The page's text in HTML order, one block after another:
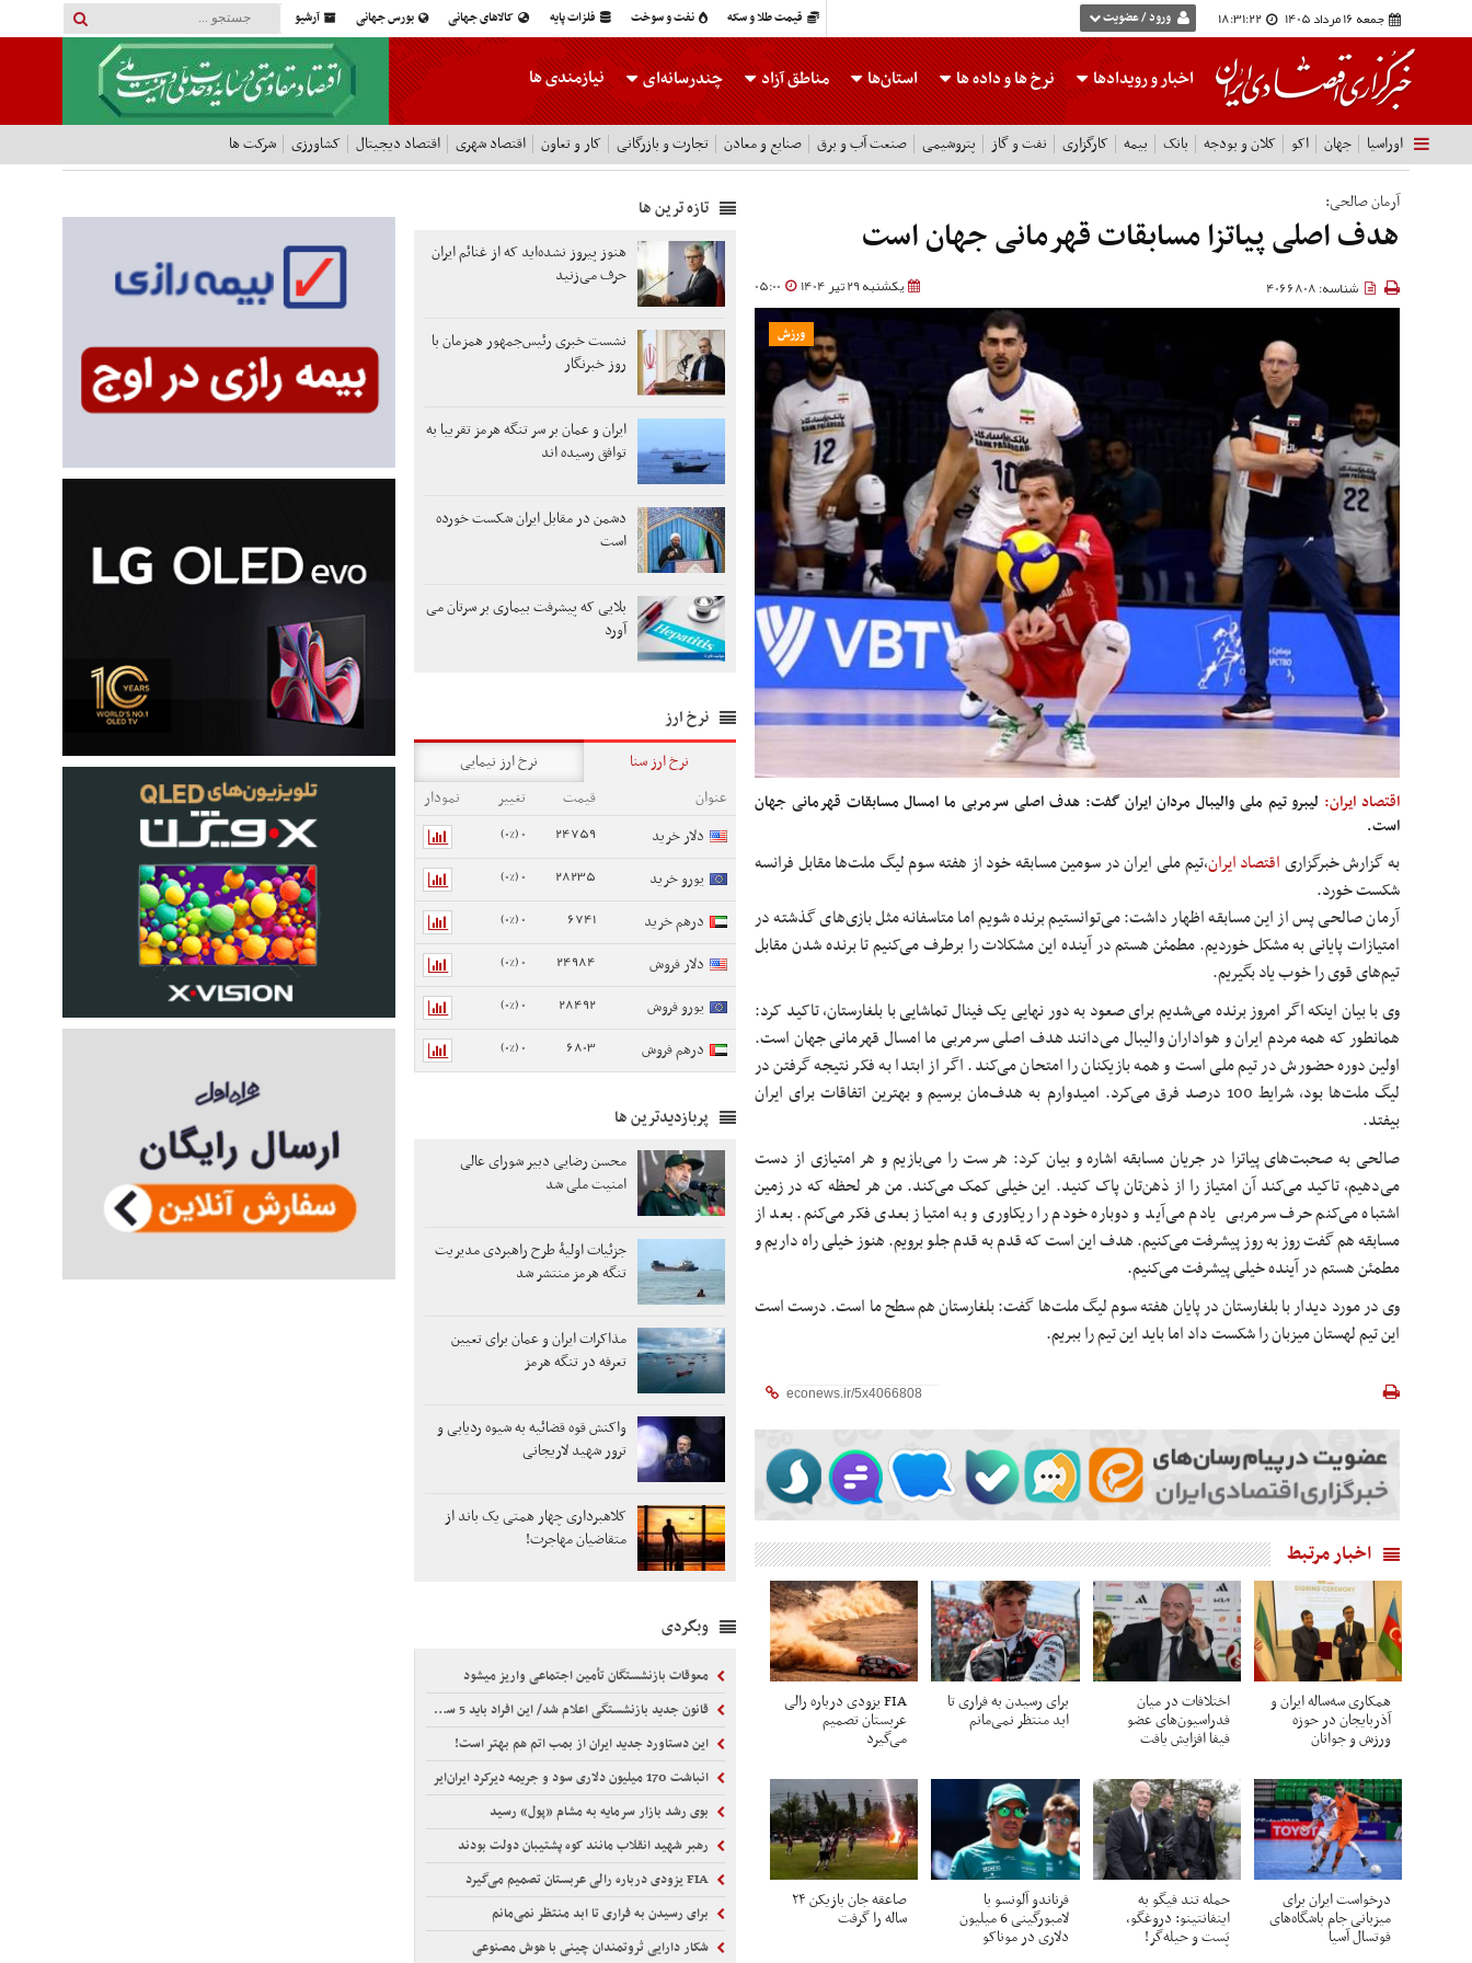
قیمت طلا و سکه نفت و سوخت فلزات پایه کالاهای جهانی بورس جهانی آرشیو جمعه 16 مرداد 1405 18:31:23 ورود / عضویت
اخبار و رویدادها نرخ هاو داده ها استان‌ها مناطق آزاد چندرسانه‌ای نیازمندی ها
اوراسیا جهان اکو کلان و بودجه بانک بیمه کارگزاری نفت و گاز پتروشیمی صنعت آب و برق صنایع و معادن تجارت و بازرگانی کار و تعاون اقتصاد شهری اقتصاد دیجیتال کشاورزی شرکت ها
آرمان صالحی:
هدف اصلی پیاتزا مسابقات قهرمانی جهان است
یکشنبه 29 تیر 1404 05:00 شناسه: 4066808
ورزش
اقتصاد ایران: لیبرو تیم ملی والیبال مردان ایران گفت: هدف اصلی سرمربی ما امسال مسابقات قهرمانی جهان
است.
به گزارش خبرگزاریاقتصاد ایران،تیم ملی ایران در سومین مسابقه خود از هفته سوم لیگ ملت‌ها مقابل فرانسه
شکست خورد.
آرمان صالحی پس از این مسابقه اظهار داشت: می‌توانستیم برنده شویم اما متاسفانه مثل بازی‌های گذشته در
امتیازات پایانی به مشکل خوردیم. مطمئن هستم در آینده این مشکلات را برطرف می‌کنیم تا برنده شدن مقابل
تیم‌های قوی را خوب یاد بگیریم.
وی با بیان اینکه اگر امروز برنده می‌شدیم برای صعود به دور نهایی یک فینال تماشایی با بلغارستان، تاکید کرد:
همانطور که همه مردم ایران و هواداران والیبال می‌دانند هدف اصلی سرمربی ما امسال قهرمانی جهان است.
اولین دوره حضورش در تیم ملی است و همه بازیکنان را امتحان می‌کند. اگر از ابتدا به فکر نتیجه گرفتن در
لیگ ملت‌ها بود، شرایط 100 درصد فرق می‌کرد. امیدوارم به هدف‌مان برسیم و بهترین اتفاقات برای ایران
بیفتد.
صالحی به صحبت‌های پیاتزا در جریان مسابقه اشاره و بیان کرد: هر ست را می‌بازیم و هر امتیازی از دست
می‌دهیم، تاکید می‌کند آن امتیاز را از ذهن‌تان پاک کنید. این خیلی کمک می‌کند. من هر لحظه که در زمین
اشتباه می‌کنم حرف سرمربی یادم می‌آید و دوباره خودم را ریکاوری و به امتیاز بعدی فکر می‌کنم. بعد از
مسابقه هم گفت روز به روز پیشرفت می‌کنیم. هدف این است که قدم به قدم جلو برویم. هنوز خیلی راه داریم و
مطمئن هستم در آینده خیلی پیشرفت می‌کنیم.
وی در مورد دیدار با بلغارستان در پایان هفته سوم لیگ ملت‌ها گفت: بلغارستان هم سطح ما است. درست است
این تیم لهستان میزبان را شکست داد اما باید این تیم را ببریم.
اخبار مرتبط
همکاری سه‌ساله ایران و
آذربایجان در حوزه
ورزش و جوانان
اختلافات در میان
فدراسیون‌های عضو
فیفا افزایش یافت
برای رسیدن به فراری تا
ابد منتظر نمی‌مانم
FIA یزودی درباره رالی
عربستان تصمیم
می‌گیرد
درخواست ایران برای
میزبانی جام باشگاه‌های
فوتسال آسیا
حمله تند فیگو به
اینفانتینو: دروغگو،
پَست‌ و حیله‌گر!
فرناندو آلونسو با
لامبورگینی 6 میلیون
دلاری در موناکو
صاعقه جان بازیکن ۲۴
ساله را گرفت
تازه ترین ها
هنوز پیروز نشده‌اید که از غنائم ایران
حرف می‌زنید
نشست خبری رئیس‌جمهور همزمان با
روز خبرنگار
ایران و عمان بر سر تنگه هرمز تقریبا به
توافق رسیده اند
دشمن در مقابل ایران شکست خورده
است
بلایی که پیشرفت بیماری بر سرتان می
آورد
نرخ ارز
نرخ ارز سنا
نرخ ارز نیمایی
عنوان
قیمت تغییر
نمودار
دلار خرید
24759
0 (0%)
یورو خرید 28235
0 (0%)
درهم خرید 6741
0 (0%)
دلار فروش 24984
0 (0%)
یورو فروش 28492
0 (0%)
درهم فروش 6803
0 (0%)
پربازدیدترین ها
محسن رضایی دبیر شورای عالی
امنیت ملی شد
جزئیات اولیۀ طرح راهبردی مدیریت
تنگه هرمز منتشر شد
مذاکرات ایران و عمان برای تعیین
تعرفه در تنگه هرمز
واکنش قوه قضائیه به شیوه ردیابی و
ترور شهید لاریجانی
کلاهبرداری چهار همتی یک باند از
متقاضیان مهاجرت!
وبگردی
معوقات بازنشستگان تأمین اجتماعی واریز میشود
قانون جدید بازنشستگی اعلام شد/ این افراد باید 5 سال بیشتر کار کنند
این دستاورد جدید ایران از بمب اتم هم بهتر است!
انباشت 170 میلیون دلاری سود و جریمه دیرکرد ایران‌ایر
بوی رشد بازار سرمایه به مشام «پول» رسید
رهبر شهید انقلاب مانند کوه پشتیبان دولت بودند
برای رسیدن به فراری تا ابد منتظر نمی‌مانم
شکار دارایی ثروتمندان چینی با هوش مصنوعی